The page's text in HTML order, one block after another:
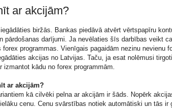
ar akcijām?
biržās. Bankas piedāvā atvērt vērtspapīru
pārdošanas darījumi. Ja nevēlaties šīs darbības veikt
forex programmas. Vienīgais pagaidām nezinu nevienu
akcijas no Latvijas. Taču, ja esat nolēmusi
izmantot kādu no forex programmām.
ar akcijām?
kā cilvēki pelna ar akcijām ir šāds. Nopērk
cenu. Cenu svārstības notiek automātiski un tās ir